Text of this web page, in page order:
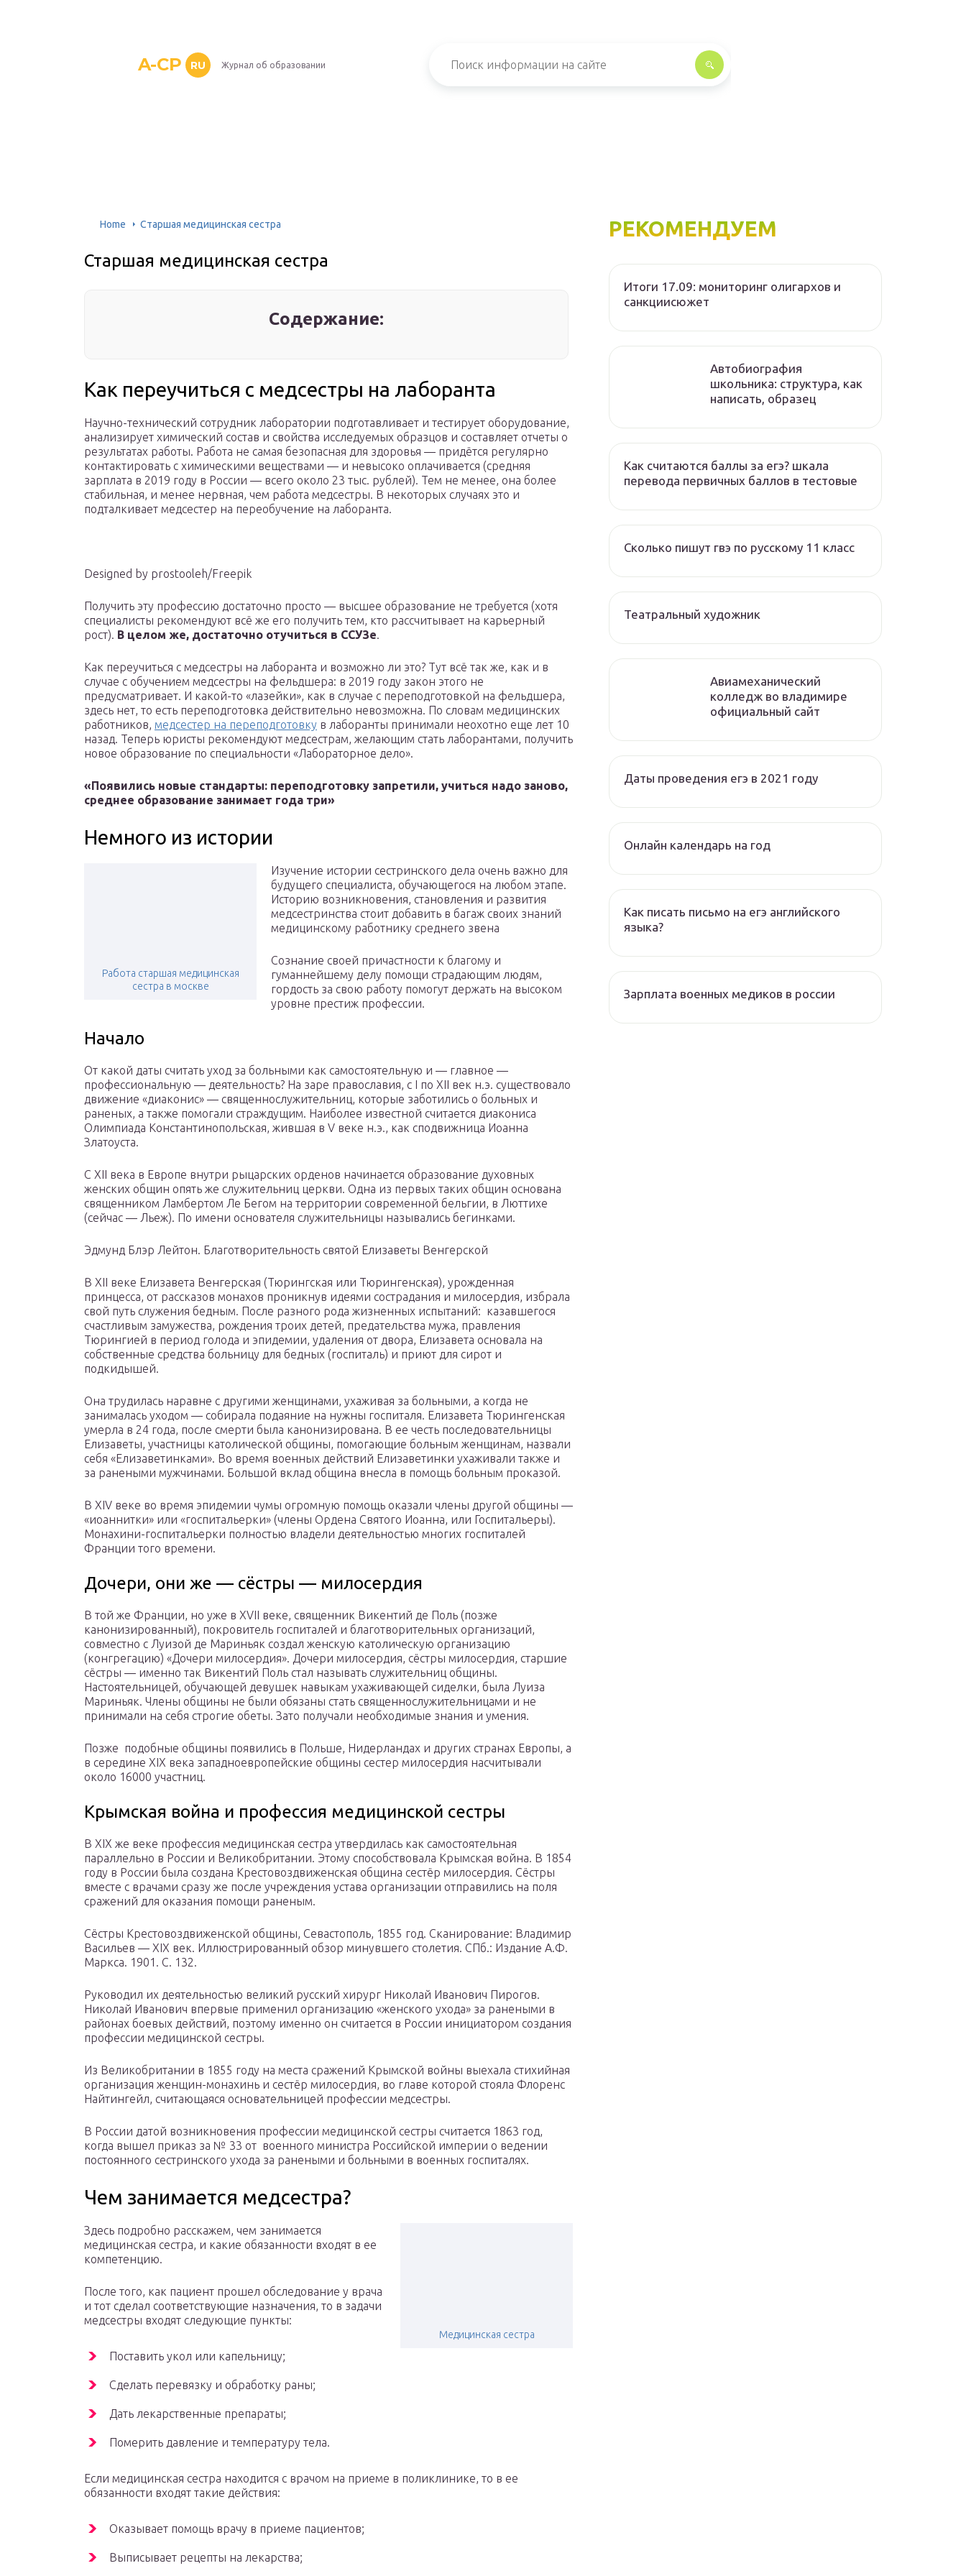
A-CP RU Журнал об образовании
Home Старшая медицинская сестра
Старшая медицинская сестра
Содержание:
Как переучиться с медсестры на лаборанта
Научно-технический сотрудник лаборатории подготавливает и тестирует оборудование,
анализирует химический состав и свойства исследуемых образцов и составляет отчеты о
результатах работы. Работа не самая безопасная для здоровья — придётся регулярно
контактировать с химическими веществами — и невысоко оплачивается (средняя
зарплата в 2019 году в России — всего около 23 тыс. рублей). Тем не менее, она более
стабильная, и менее нервная, чем работа медсестры. В некоторых случаях это и
подталкивает медсестер на переобучение на лаборанта.
Designed by prostooleh/Freepik
Получить эту профессию достаточно просто — высшее образование не требуется (хотя
специалисты рекомендуют всё же его получить тем, кто рассчитывает на карьерный
рост). В целом же, достаточно отучиться в ССУЗе.
Как переучиться с медсестры на лаборанта и возможно ли это? Тут всё так же, как и в
случае с обучением медсестры на фельдшера: в 2019 году закон этого не
предусматривает. И какой-то «лазейки», как в случае с переподготовкой на фельдшера,
здесь нет, то есть переподготовка действительно невозможна. По словам медицинских
работников, медсестер на переподготовку в лаборанты принимали неохотно еще лет 10
назад. Теперь юристы рекомендуют медсестрам, желающим стать лаборантами, получить
новое образование по специальности «Лабораторное дело».
«Появились новые стандарты: переподготовку запретили, учиться надо заново,
среднее образование занимает года три»
Немного из истории
Работа старшая медицинская
сестра в москве
Изучение истории сестринского дела очень важно для
будущего специалиста, обучающегося на любом этапе.
Историю возникновения, становления и развития
медсестринства стоит добавить в багаж своих знаний
медицинскому работнику среднего звена
Сознание своей причастности к благому и
гуманнейшему делу помощи страдающим людям,
гордость за свою работу помогут держать на высоком
уровне престиж профессии.
Начало
От какой даты считать уход за больными как самостоятельную и — главное —
профессиональную — деятельность? На заре православия, c I по XII век н.э. существовало
движение «диаконис» — священнослужительниц, которые заботились о больных и
раненых, а также помогали страждущим. Наиболее известной считается диакониса
Олимпиада Константинопольская, жившая в V веке н.э., как сподвижница Иоанна
Златоуста.
С XII века в Европе внутри рыцарских орденов начинается образование духовных
женских общин опять же служительниц церкви. Одна из первых таких общин основана
священником Ламбертом Ле Бегом на территории современной бельгии, в Люттихе
(сейчас — Льеж). По имени основателя служительницы назывались бегинками.
Эдмунд Блэр Лейтон. Благотворительность святой Елизаветы Венгерской
В XII веке Елизавета Венгерская (Тюрингская или Тюрингенская), урожденная
принцесса, от рассказов монахов проникнув идеями сострадания и милосердия, избрала
свой путь служения бедным. После разного рода жизненных испытаний: казавшегося
счастливым замужества, рождения троих детей, предательства мужа, правления
Тюрингией в период голода и эпидемии, удаления от двора, Елизавета основала на
собственные средства больницу для бедных (госпиталь) и приют для сирот и
подкидышей.
Она трудилась наравне с другими женщинами, ухаживая за больными, а когда не
занималась уходом — собирала подаяние на нужны госпиталя. Елизавета Тюрингенская
умерла в 24 года, после смерти была канонизирована. В ее честь последовательницы
Елизаветы, участницы католической общины, помогающие больным женщинам, назвали
себя «Елизаветинками». Во время военных действий Елизаветинки ухаживали также и
за ранеными мужчинами. Большой вклад община внесла в помощь больным проказой.
В XIV веке во время эпидемии чумы огромную помощь оказали члены другой общины —
«иоаннитки» или «госпитальерки» (члены Ордена Святого Иоанна, или Госпитальеры).
Монахини-госпитальерки полностью владели деятельностью многих госпиталей
Франции того времени.
Дочери, они же — сёстры — милосердия
В той же Франции, но уже в XVII веке, священник Викентий де Поль (позже
канонизированный), покровитель госпиталей и благотворительных организаций,
совместно с Луизой де Мариньяк создал женскую католическую организацию
(конгрегацию) «Дочери милосердия». Дочери милосердия, сёстры милосердия, старшие
сёстры — именно так Викентий Поль стал называть служительниц общины.
Настоятельницей, обучающей девушек навыкам ухаживающей сиделки, была Луиза
Мариньяк. Члены общины не были обязаны стать священнослужительницами и не
принимали на себя строгие обеты. Зато получали необходимые знания и умения.
Позже подобные общины появились в Польше, Нидерландах и других странах Европы, а
в середине XIX века западноевропейские общины сестер милосердия насчитывали
около 16000 участниц.
Крымская война и профессия медицинской сестры
В XIX же веке профессия медицинская сестра утвердилась как самостоятельная
параллельно в России и Великобритании. Этому способствовала Крымская война. В 1854
году в России была создана Крестовоздвиженская община сестёр милосердия. Сёстры
вместе с врачами сразу же после учреждения устава организации отправились на поля
сражений для оказания помощи раненым.
Сёстры Крестовоздвиженской общины, Севастополь, 1855 год. Сканирование: Владимир
Васильев — XIX век. Иллюстрированный обзор минувшего столетия. СПб.: Издание А.Ф.
Маркса. 1901. С. 132.
Руководил их деятельностью великий русский хирург Николай Иванович Пирогов.
Николай Иванович впервые применил организацию «женского ухода» за ранеными в
районах боевых действий, поэтому именно он считается в России инициатором создания
профессии медицинской сестры.
Из Великобритании в 1855 году на места сражений Крымской войны выехала стихийная
организация женщин-монахинь и сестёр милосердия, во главе которой стояла Флоренс
Найтингейл, считающаяся основательницей профессии медсестры.
В России датой возникновения профессии медицинской сестры считается 1863 год,
когда вышел приказ за № 33 от военного министра Российской империи о ведении
постоянного сестринского ухода за ранеными и больными в военных госпиталях.
Чем занимается медсестра?
Медицинская сестра
Здесь подробно расскажем, чем занимается
медицинская сестра, и какие обязанности входят в ее
компетенцию.
После того, как пациент прошел обследование у врача
и тот сделал соответствующие назначения, то в задачи
медсестры входят следующие пункты:
Поставить укол или капельницу;
Сделать перевязку и обработку раны;
Дать лекарственные препараты;
Померить давление и температуру тела.
Если медицинская сестра находится с врачом на приеме в поликлинике, то в ее
обязанности входят такие действия:
Оказывает помощь врачу в приеме пациентов;
Выписывает рецепты на лекарства;
РЕКОМЕНДУЕМ
Итоги 17.09: мониторинг олигархов и
санкциисюжет
Автобиография
школьника: структура, как
написать, образец
Как считаются баллы за егэ? шкала
перевода первичных баллов в тестовые
Сколько пишут гвэ по русскому 11 класс
Театральный художник
Авиамеханический
колледж во владимире
официальный сайт
Даты проведения егэ в 2021 году
Онлайн календарь на год
Как писать письмо на егэ английского
языка?
Зарплата военных медиков в россии